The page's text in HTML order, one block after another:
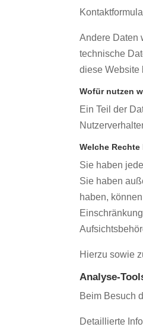
Andere Daten
technische
diese Website
Wofür nutzen
Ein Teil der
Welche
Sie haben
Sie haben
haben,
Hierzu sowie
Analyse-
Beim Besuch
Detaillierte